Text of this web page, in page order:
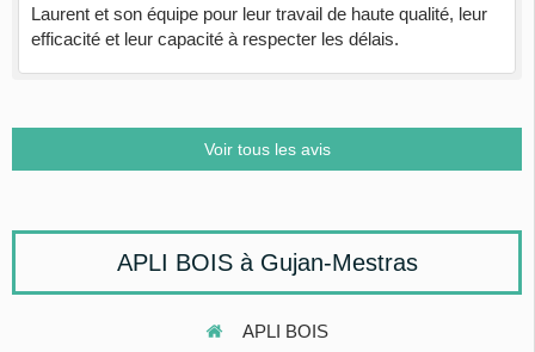
Laurent et son équipe pour leur travail de haute qualité, leur
efficacité et leur capacité à respecter les délais.
Voir tous les avis
APLI BOIS à Gujan-Mestras
APLI BOIS